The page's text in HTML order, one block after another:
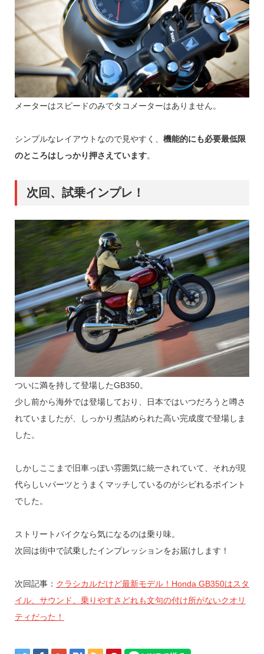
メーターはスピードのみでタコメーターはありません。
シンプルなレイアウトなので見やすく、 機能的にも必要最低限
のところはしっかり押さえています。
次回、試乗インプレ！
ついに満を持して登場したGB350。
少し前から海外では登場しており、日本ではいつだろうと噂さ
れていましたが、しっかり煮詰められた高い完成度で登場しま
した。
しかしここまで旧車っぽい雰囲気に統一されていて、それが現
代らしいパーツとうまくマッチしているのがシビれるポイント
でした。
ストリートバイクなら気になるのは乗り味。
次回は街中で試乗したインプレッションをお届けします！
次回記事： クラシカルだけど最新モデル！Honda GB350はスタ
イル、サウンド、乗りやすさどれも文句の付け所がないクオリ
ティだった！